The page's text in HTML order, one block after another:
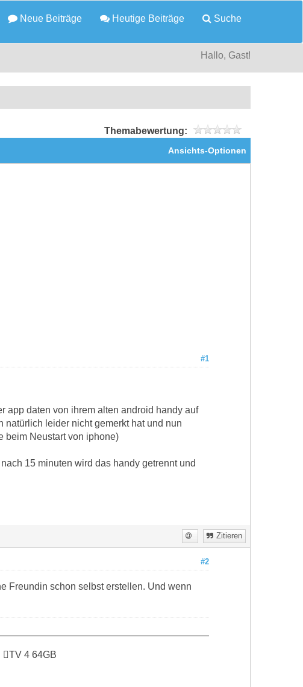
Neue Beiträge Heutige Beiträge Suche
Hallo, Gast!
Themabewertung:
Ansichts-Optionen
#1
app daten von ihrem alten android handy auf
leider nicht gemerkt hat und nun
beim Neustart von iphone)
15 minuten wird das handy getrennt und
Zitieren
#2
Freundin schon selbst erstellen. Und wenn
4 64GB